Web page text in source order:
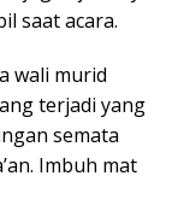
saat acara.
wali murid
terjadi yang
semata
Imbuh mat